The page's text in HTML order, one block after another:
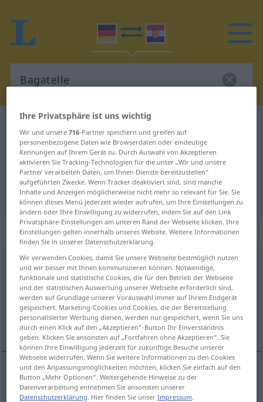
Deutsch-Kroatisch Wörterbuch
Deutsch-Kroatisch Übersetzung für
"Bagatelle"
"Bagatelle" Kroatisch Übersetzung
„Bagatelle“: Femininum
Bagatellef <Bagatelle;-n>
Übersicht aller Übersetzungen
(Für mehr Details die Übersetzung anklicken/antippen)
malenkost, bagatela
malenkostf Bagatelle
Ihre Privatsphäre ist uns wichtig
Wir und unsere716-Partner speichern und greifen auf
personenbezogene Daten wie Browserdaten oder eindeutige
Kennungen auf Ihrem Gerät zu. Durch Auswahl von Akzeptieren
aktivieren Sie Tracking-Technologien für die unter „Wir und unsere
Partner verarbeiten Daten, um Ihnen Dienste bereitzustellen“
aufgeführten Zwecke. Wenn Tracker deaktiviert sind, sind manche
Inhalte und Anzeigen möglicherweise nicht mehr so relevant für Sie. Sie
können dieses Menü jederzeit wieder aufrufen, um Ihre Einstellungen zu
ändern oder Ihre Einwilligung zu widerrufen, indem Sie auf den Link
Privatsphäre-Einstellungen am unteren Rand der Webseite klicken. Ihre
Einstellungen gelten innerhalb unseres Website. Weitere Informationen
finden Sie in unserer Datenschutzerklärung.
Wir verwenden Cookies, damit Sie unsere Webseite bestmöglich nutzen
und wir besser mit Ihnen kommunizieren können. Notwendige,
funktionale und statistische Cookies, die für den Betrieb der Webseite
und der statistischen Auswertung unserer Webseite erforderlich sind,
werden auf Grundlage unserer Vorauswahl immer auf Ihrem Endgerät
gespeichert. Marketing-Cookies und Cookies, die der Bereitstellung
personalisierter Werbung dienen, werden nur gespeichert, wenn Sie uns
durch einen Klick auf den „Akzeptieren“-Button Ihr Einverständnis
geben. Klicken Sie ansonsten auf „Fortfahren ohne Akzeptieren“. Sie
können Ihre Einwilligung jederzeit für zukünftige Besuche unserer
Webseite widerrufen. Wenn Sie weitere Informationen zu den Cookies
und den Anpassungsmöglichkeiten möchten, klicken Sie einfach auf den
Button „Mehr Optionen“. Weitergehende Hinweise zu der
Datenverarbeitung entnehmen Sie ansonsten unserer
Datenschutzerklärung. Hier finden Sie unserImpressum.